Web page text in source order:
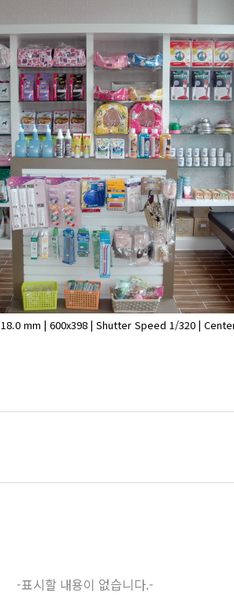
18.0 mm | 600x398 | Shutter Speed 1/320 |
-표시할 내용이 없습니다.-